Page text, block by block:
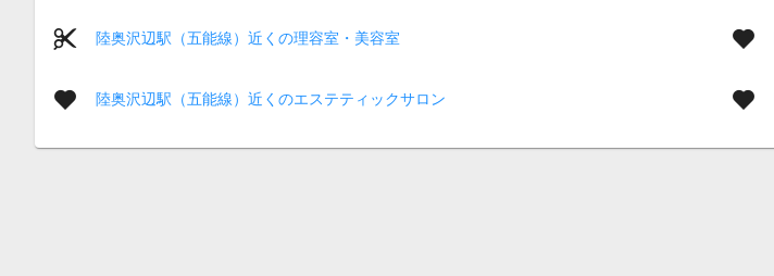
陸奥沢辺駅（五能線）近くの理容室・美容室
陸奥沢辺駅（五能線）近くのエステティックサロン